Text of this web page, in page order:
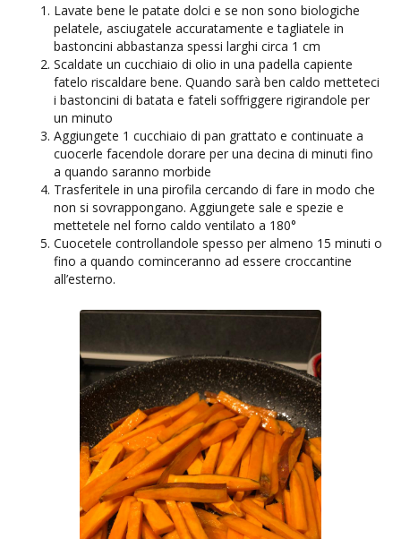
Lavate bene le patate dolci e se non sono biologiche
pelatele, asciugatele accuratamente e tagliatele in
bastoncini abbastanza spessi larghi circa 1 cm
Scaldate un cucchiaio di olio in una padella capiente
fatelo riscaldare bene. Quando sarà ben caldo metteteci
i bastoncini di batata e fateli soffriggere rigirandole per
un minuto
Aggiungete 1 cucchiaio di pan grattato e continuate a
cuocerle facendole dorare per una decina di minuti fino
a quando saranno morbide
Trasferitele in una pirofila cercando di fare in modo che
non si sovrappongano. Aggiungete sale e spezie e
mettetele nel forno caldo ventilato a 180°
Cuocetele controllandole spesso per almeno 15 minuti o
fino a quando cominceranno ad essere croccantine
all’esterno.